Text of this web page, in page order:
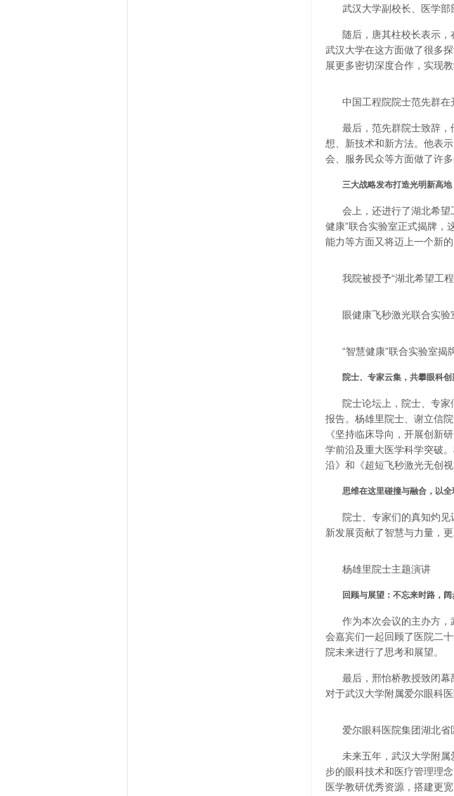
武汉大学副校长、医学
随后，唐其柱校长表示
武汉大学在这方面做了很多
展更多密切深度合作，实现
中国工程院院士范先群在
最后，范先群院士致辞
想、新技术和新方法。他表
会、服务民众等方面做了许
三大战略发布打造光明新高地
会上，还进行了湖北希望
健康”联合实验室正式揭牌，
能力等方面又将迈上一个新的
我院被授予“湖北希望工
眼健康飞秒激光联合实验
“智慧健康”联合实验室揭
院士、专家云集，共攀眼科
院士论坛上，院士、专
报告。杨雄里院士、谢立信
《坚持临床导向，开展创新
学前沿及重大医学科学突破
沿》和《超短飞秒激光无创
思维在这里碰撞与融合，以
院士、专家们的真知灼
新发展贡献了智慧与力量，
杨雄里院士主题演讲
回顾与展望：不忘来时路，
作为本次会议的主办方
会嘉宾们一起回顾了医院二
院未来进行了思考和展望。
最后，邢怡桥教授致闭
对于武汉大学附属爱尔眼科
爱尔眼科医院集团湖北
未来五年，武汉大学附属
步的眼科技术和医疗管理理
医学教研优秀资源，搭建更